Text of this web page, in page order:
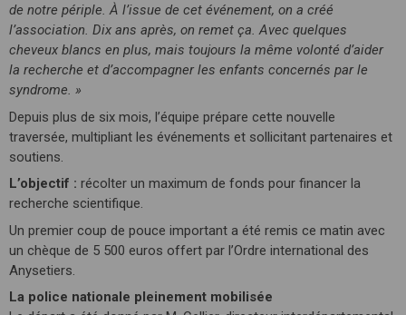
de notre périple. À l’issue de cet événement, on a créé
l’association. Dix ans après, on remet ça. Avec quelques
cheveux blancs en plus, mais toujours la même volonté d’aider
la recherche et d’accompagner les enfants concernés par le
syndrome. »
Depuis plus de six mois, l’équipe prépare cette nouvelle
traversée, multipliant les événements et sollicitant partenaires et
soutiens.
L’objectif : récolter un maximum de fonds pour financer la
recherche scientifique.
Un premier coup de pouce important a été remis ce matin avec
un chèque de 5 500 euros offert par l’Ordre international des
Anysetiers.
La police nationale pleinement mobilisée